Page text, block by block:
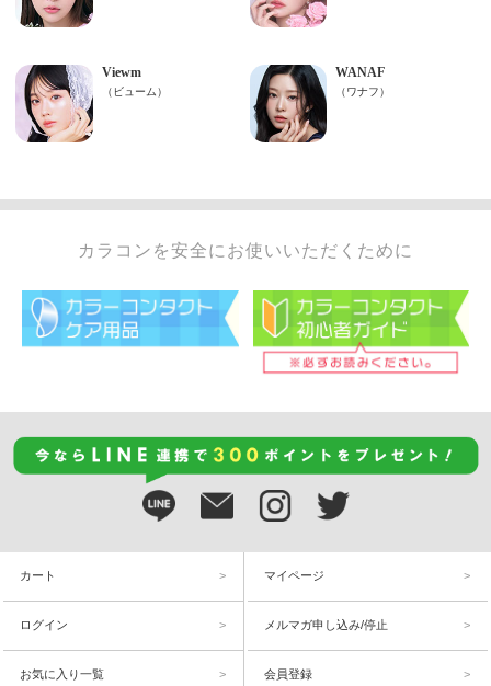
カラコンを安全にお使いいただくために
カート マイページ
ログイン メルマガ申し込み/停止
お気に入り一覧 会員登録